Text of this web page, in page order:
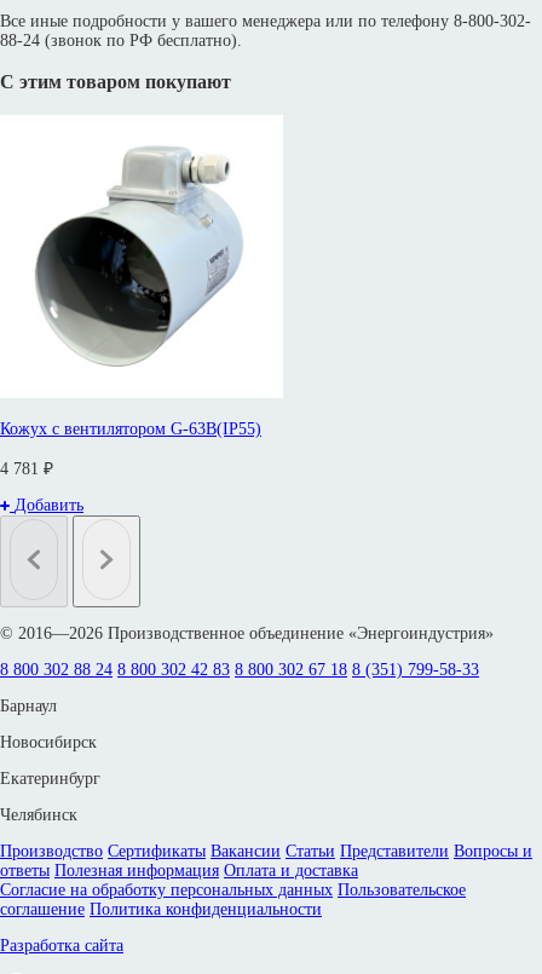
Все иные подробности у вашего менеджера или по телефону 8-800-302-
88-24 (звонок по РФ бесплатно).
С этим товаром покупают
Кожух с вентилятором G-63B(IP55)
4 781 ₽
Добавить
© 2016—2026 Производственное объединение «Энергоиндустрия»
8 800 302 88 24 8 800 302 42 83 8 800 302 67 18 8 (351) 799-58-33
Барнаул
Новосибирск
Екатеринбург
Челябинск
Производство Сертификаты Вакансии Статьи Представители Вопросы и
ответы Полезная информация Оплата и доставка
Согласие на обработку персональных данных Пользовательское
соглашение Политика конфиденциальности
Разработка сайта